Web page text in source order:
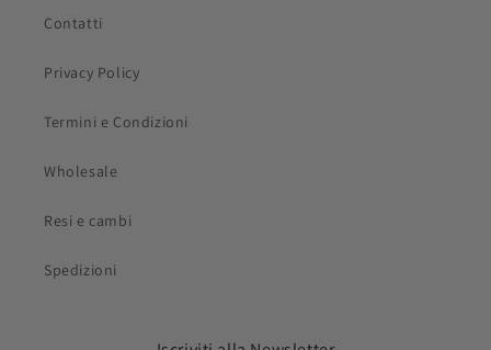
Contatti
Privacy Policy
Termini e Condizioni
Wholesale
Resi e cambi
Spedizioni